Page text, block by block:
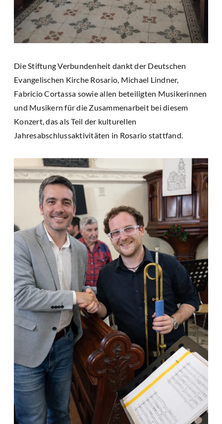
Die Stiftung Verbundenheit dankt der Deutschen
Evangelischen Kirche Rosario, Michael Lindner,
Fabricio Cortassa sowie allen beteiligten Musikerinnen
und Musikern für die Zusammenarbeit bei diesem
Konzert, das als Teil der kulturellen
Jahresabschlussaktivitäten in Rosario stattfand.